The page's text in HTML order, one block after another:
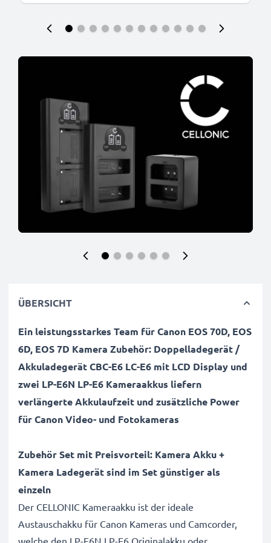
ÜBERSICHT
Ein leistungsstarkes Team für Canon EOS 70D, EOS
6D, EOS 7D Kamera Zubehör: Doppelladegerät /
Akkuladegerät CBC-E6 LC-E6 mit LCD Display und
zwei LP-E6N LP-E6 Kameraakkus liefern
verlängerte Akkulaufzeit und zusätzliche Power
für Canon Video- und Fotokameras
Zubehör Set mit Preisvorteil: Kamera Akku +
Kamera Ladegerät sind im Set günstiger als
einzeln
Der CELLONIC Kameraakku ist der ideale
Austauschakku für Canon Kameras und Camcorder,
welche den LP-E6N LP-E6 Originalakku oder